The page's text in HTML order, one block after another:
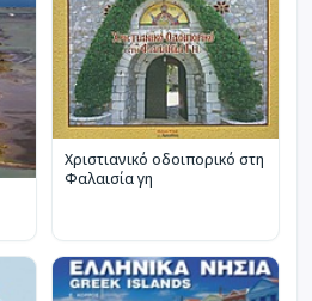
Χριστιανικό οδοιπορικό στη
Φαλαισία γη